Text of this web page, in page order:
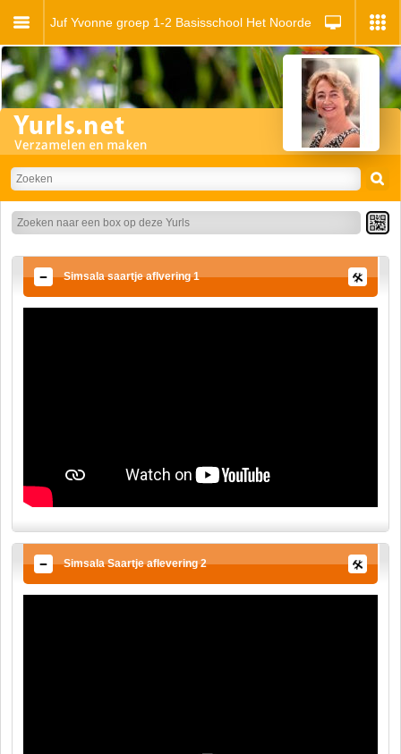
Juf Yvonne groep 1-2 Basisschool Het Noorderlicht
Simsala saartje aflvering 1
Simsala Saartje aflevering 2